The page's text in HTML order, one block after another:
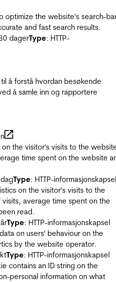
optimize the website's search-
and fast search results.
dagerType: HTTP-
å forstå hvordan besøkende
å samle inn og rapportere
the visitor's visits to the
time spent on the website
Type: HTTP-informasjonskapsel
on the visitor's visits to the
average time spent on the
read.
Type: HTTP-informasjonskapsel
on users' behaviour on the
by the website operator.
Type: HTTP-informasjonskapsel
contains an ID string on the
personal information on what